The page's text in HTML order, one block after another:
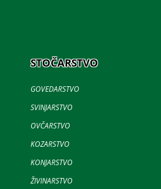
STOČARSTVO
GOVEDARSTVO
SVINJARSTVO
OVČARSTVO
KOZARSTVO
KONJARSTVO
ŽIVINARSTVO